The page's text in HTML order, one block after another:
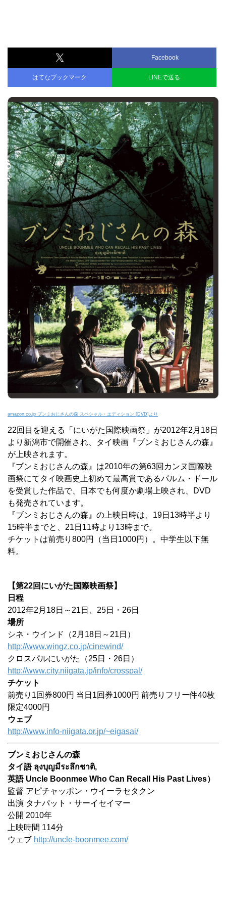
Facebook
はてなブックマーク LINEで送る
amazon.co.jp ブンミおじさんの森 スペシャル・エディション [DVD]より
22回目を迎える「にいがた国際映画祭」が2012年2月18日
より新潟市で開催され、タイ映画『ブンミおじさんの森』
が上映されます。
『ブンミおじさんの森』は2010年の第63回カンヌ国際映
画祭にてタイ映画史上初めて最高賞であるパルム・ドール
を受賞した作品で、日本でも何度か劇場上映され、DVD
も発売されています。
『ブンミおじさんの森』の上映日時は、19日13時半より
15時半までと、21日11時より13時まで。
チケットは前売り800円（当日1000円）。中学生以下無
料。
【第22回にいがた国際映画祭】
日程
2012年2月18日～21日、25日・26日
場所
シネ・ウインド（2月18日～21日）
http://www.wingz.co.jp/cinewind/
クロスパルにいがた（25日・26日）
http://www.city.niigata.jp/info/crosspal/
チケット
前売り1回券800円 当日1回券1000円 前売りフリー件40枚
限定4000円
ウェブ
http://www.info-niigata.or.jp/~eigasai/
ブンミおじさんの森
タイ語 ลุงบุญมีระลึกชาติ,
英語 Uncle Boonmee Who Can Recall His Past Lives）
監督 アピチャッポン・ウイーラセタクン
出演 タナパット・サーイセイマー
公開 2010年
上映時間 114分
ウェブ http://uncle-boonmee.com/